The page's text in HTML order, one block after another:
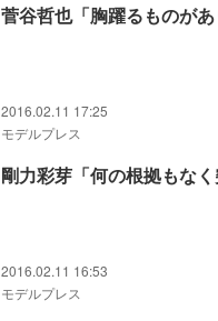
菅谷哲也「胸躍るものがあ
2016.02.11 17:25
モデルプレス
剛力彩芽「何の根拠もな
2016.02.11 16:53
モデルプレス